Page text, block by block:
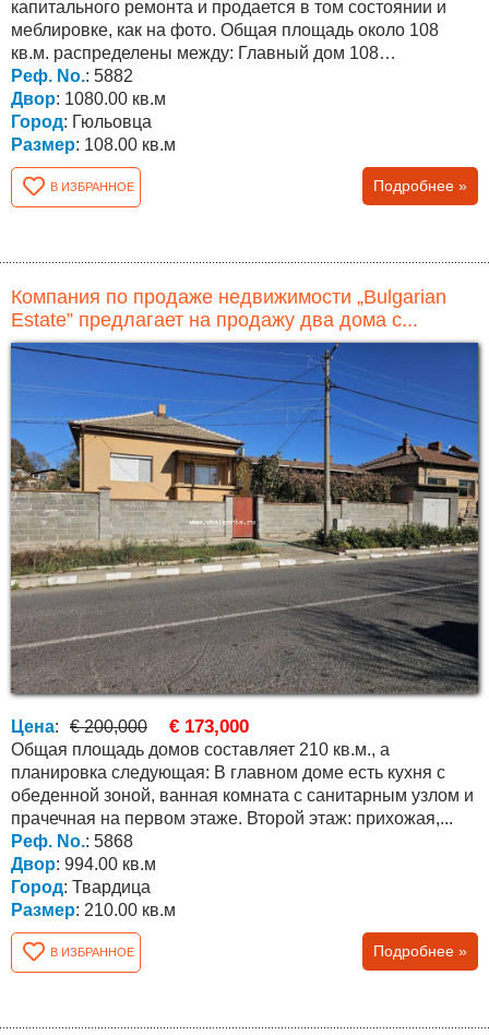
капитального ремонта и продается в том состоянии и
меблировке, как на фото. Общая площадь около 108
кв.м. распределены между: Главный дом 108
Реф. No.: 5882
Двор: 1080.00 кв.м
Город: Гюльовца
Размер: 108.00 кв.м
В ИЗБРАННОЕ Подробнее »
Компания по продаже недвижимости „Bulgarian
Estate” предлагает на продажу два дома с...
Цена: € 200,000 € 173,000
Общая площадь домов составляет 210 кв.м., а
планировка следующая: В главном доме есть кухня с
обеденной зоной, ванная комната с санитарным узлом и
прачечная на первом этаже. Второй этаж: прихожая,...
Реф. No.: 5868
Двор: 994.00 кв.м
Город: Твардица
Размер: 210.00 кв.м
В ИЗБРАННОЕ Подробнее »